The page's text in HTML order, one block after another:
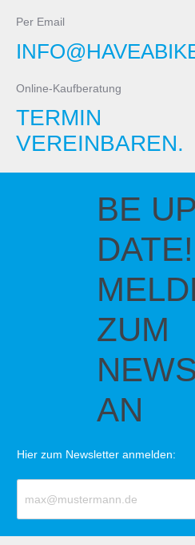
Per Email
Online-Kaufberatung
TERMIN
VEREINBAREN.
BE
DATE!
ZUM
AN
Hier zum Newsletter anmelden: